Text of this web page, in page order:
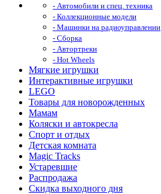
- Автомобили и спец. техника
- Коллекционные модели
- Машинки на радиоуправлении
- Сборка
- Автортреки
- Hot Wheels
Мягкие игрушки
Интерактивные игрушки
LEGO
Товары для новорожденных
Мамам
Коляски и автокресла
Спорт и отдых
Детская комната
Magic Tracks
Устаревшие
Распродажа
Скидка выходного дня